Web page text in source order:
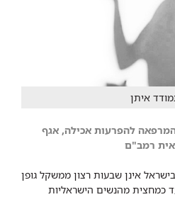
איתן
להפרעות אכילה, אגף
רמב"ם
אינן שבעות רצון ממשקל גופן
כמחצית מהנשים הישראליות